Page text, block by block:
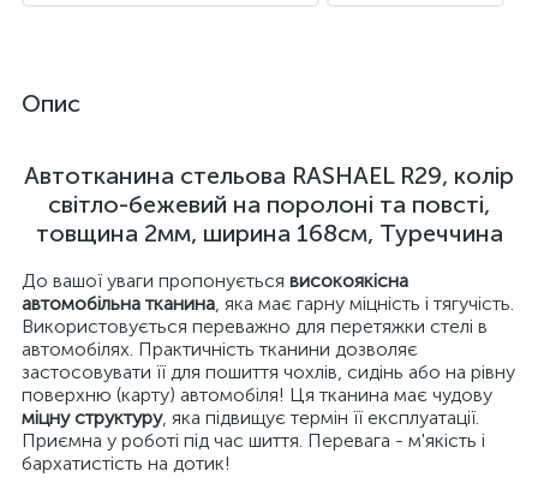
Опис
Автотканина стельова RASHAEL R29, колір
світло-бежевий на поролоні та повсті,
товщина 2мм, ширина 168см, Туреччина
До вашої уваги пропонується високоякісна
автомобільна тканина, яка має гарну міцність і тягучість.
Використовується переважно для перетяжки стелі в
автомобілях. Практичність тканини дозволяє
застосовувати її для пошиття чохлів, сидінь або на рівну
поверхню (карту) автомобіля! Ця тканина має чудову
міцну структуру, яка підвищує термін її експлуатації.
Приємна у роботі під час шиття. Перевага - м'якість і
бархатистість на дотик!